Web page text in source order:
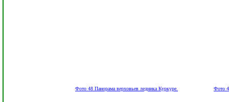
Фото 48 Панорама верховьев ледника Куркуре. Фото